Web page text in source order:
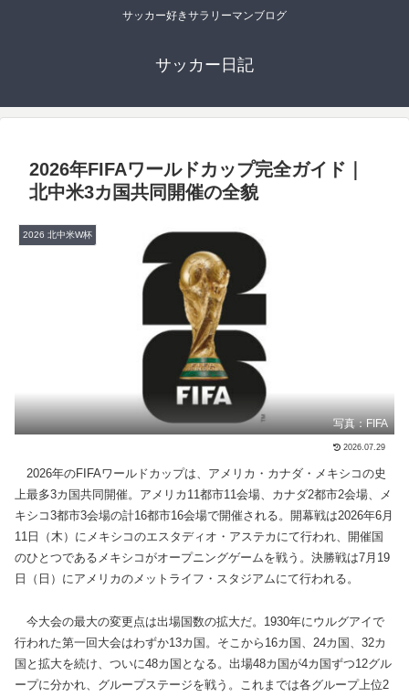
サッカー好きサラリーマンブログ
サッカー日記
2026年FIFAワールドカップ完全ガイド｜
北中米3カ国共同開催の全貌
2026 北中米W杯
写真：FIFA
2026.07.29
2026年のFIFAワールドカップは、アメリカ・カナダ・メキシコの史
上最多3カ国共同開催。アメリカ11都市11会場、カナダ2都市2会場、メ
キシコ3都市3会場の計16都市16会場で開催される。開幕戦は2026年6月
11日（木）にメキシコのエスタディオ・アステカにて行われ、開催国
のひとつであるメキシコがオープニングゲームを戦う。決勝戦は7月19
日（日）にアメリカのメットライフ・スタジアムにて行われる。
今大会の最大の変更点は出場国数の拡大だ。1930年にウルグアイで
行われた第一回大会はわずか13カ国。そこから16カ国、24カ国、32カ
国と拡大を続け、ついに48カ国となる。出場48カ国が4カ国ずつ12グル
ープに分かれ、グループステージを戦う。これまでは各グループ上位2